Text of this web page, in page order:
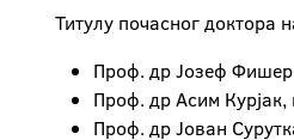
Титулу почасног доктора
Проф. др Јозеф Фишер
Проф. др Асим Курјак,
Проф. др Јован